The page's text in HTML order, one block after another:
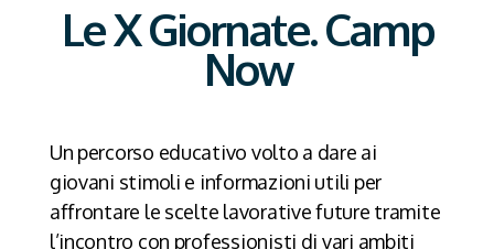
Le X Giornate. Camp
Now
Un percorso educativo volto a dare ai
giovani stimoli e informazioni utili per
affrontare le scelte lavorative future tramite
l’incontro con professionisti di vari ambiti